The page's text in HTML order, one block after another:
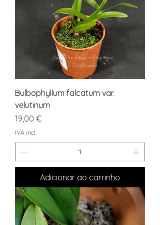
Bulbophyllum falcatum var.
velutinum
Preço
19,00 €
IVA incl.
Adicionar ao carrinho